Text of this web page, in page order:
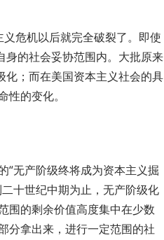
危机以后就完全破裂了。即使
身的社会妥协范围内。大批原来
化；而在美国资本主义社会的具
的变化。
“无产阶级终将成为资本主义掘
十世纪中期为止，无产阶级化
围的剩余价值高度集中在少数
分拿出来，进行一定范围的社